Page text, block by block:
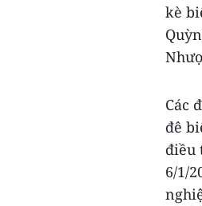
kè
Các
đê
điều
6/1/